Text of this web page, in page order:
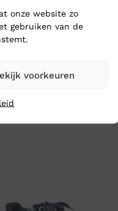
onze website zo
gebruiken van de
voorkeuren